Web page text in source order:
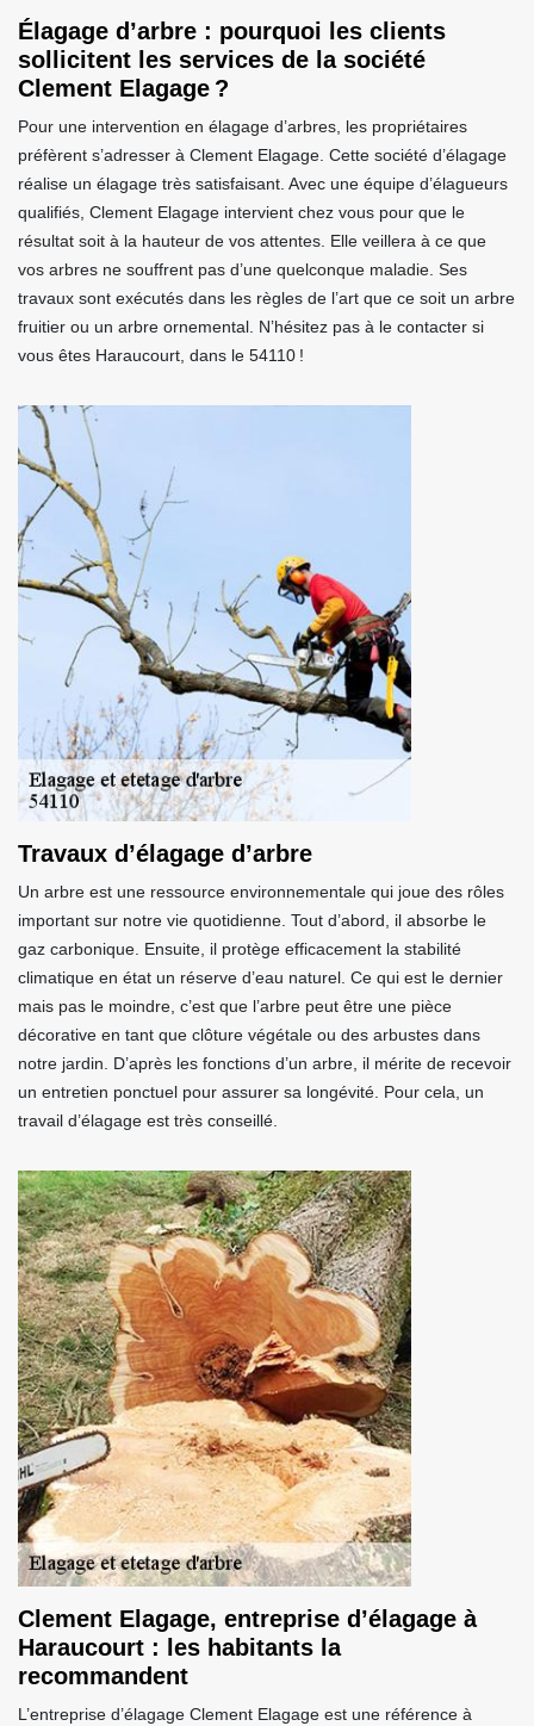
Élagage d’arbre : pourquoi les clients
sollicitent les services de la société
Clement Elagage ?
Pour une intervention en élagage d’arbres, les propriétaires
préfèrent s’adresser à Clement Elagage. Cette société d’élagage
réalise un élagage très satisfaisant. Avec une équipe d’élagueurs
qualifiés, Clement Elagage intervient chez vous pour que le
résultat soit à la hauteur de vos attentes. Elle veillera à ce que
vos arbres ne souffrent pas d’une quelconque maladie. Ses
travaux sont exécutés dans les règles de l’art que ce soit un arbre
fruitier ou un arbre ornemental. N’hésitez pas à le contacter si
vous êtes Haraucourt, dans le 54110 !
Travaux d’élagage d’arbre
Un arbre est une ressource environnementale qui joue des rôles
important sur notre vie quotidienne. Tout d’abord, il absorbe le
gaz carbonique. Ensuite, il protège efficacement la stabilité
climatique en état un réserve d’eau naturel. Ce qui est le dernier
mais pas le moindre, c’est que l’arbre peut être une pièce
décorative en tant que clôture végétale ou des arbustes dans
notre jardin. D’après les fonctions d’un arbre, il mérite de recevoir
un entretien ponctuel pour assurer sa longévité. Pour cela, un
travail d’élagage est très conseillé.
Clement Elagage, entreprise d’élagage à
Haraucourt : les habitants la
recommandent
L’entreprise d’élagage Clement Elagage est une référence à